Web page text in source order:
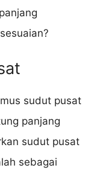
sudut pusat
panjang
sudut pusat
sebagai